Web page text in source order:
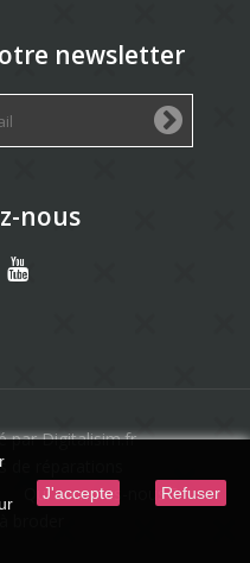
newsletter
nous
par Digitalisim.fr
de réparations
Qui sommes-nous ?
broder
J'accepte Refuser